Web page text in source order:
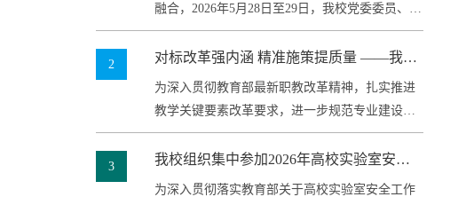
学习
融合，2026年5月28日至29日，我校党委委员、副
校长何仙玉率教务处及各二级...
2
对标改革强内涵 精准施策提质量 ——我校
召开2026年专业人才培养方案和专业技能
考核标准与题库制修订工作培训会
为深入贯彻教育部最新职教改革精神，扎实推进
教学关键要素改革要求，进一步规范专业建设标
准、提升人才培养质量，5月27...
3
我校组织集中参加2026年高校实验室安全
工作培训会
为深入贯彻落实教育部关于高校实验室安全工作